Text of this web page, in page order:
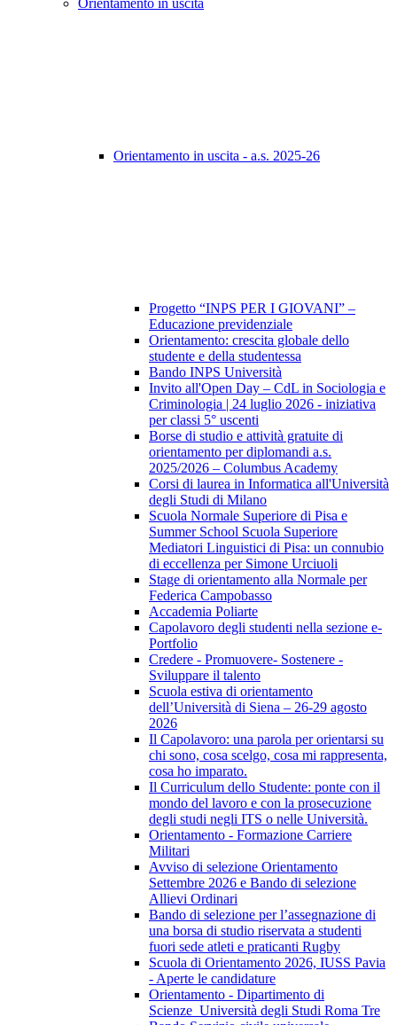
Orientamento in uscita
Orientamento in uscita - a.s. 2025-26
Progetto “INPS PER I GIOVANI” –
Educazione previdenziale
Orientamento: crescita globale dello
studente e della studentessa
Bando INPS Università
Invito all'Open Day – CdL in Sociologia e
Criminologia | 24 luglio 2026 - iniziativa
per classi 5° uscenti
Borse di studio e attività gratuite di
orientamento per diplomandi a.s.
2025/2026 – Columbus Academy
Corsi di laurea in Informatica all'Università
degli Studi di Milano
Scuola Normale Superiore di Pisa e
Summer School Scuola Superiore
Mediatori Linguistici di Pisa: un connubio
di eccellenza per Simone Urciuoli
Stage di orientamento alla Normale per
Federica Campobasso
Accademia Poliarte
Capolavoro degli studenti nella sezione e-
Portfolio
Credere - Promuovere- Sostenere -
Sviluppare il talento
Scuola estiva di orientamento
dell’Università di Siena – 26-29 agosto
2026
Il Capolavoro: una parola per orientarsi su
chi sono, cosa scelgo, cosa mi rappresenta,
cosa ho imparato.
Il Curriculum dello Studente: ponte con il
mondo del lavoro e con la prosecuzione
degli studi negli ITS o nelle Università.
Orientamento - Formazione Carriere
Militari
Avviso di selezione Orientamento
Settembre 2026 e Bando di selezione
Allievi Ordinari
Bando di selezione per l’assegnazione di
una borsa di studio riservata a studenti
fuori sede atleti e praticanti Rugby
Scuola di Orientamento 2026, IUSS Pavia
- Aperte le candidature
Orientamento - Dipartimento di
Scienze_Università degli Studi Roma Tre